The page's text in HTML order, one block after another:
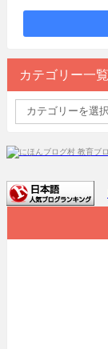
カテゴリー一覧